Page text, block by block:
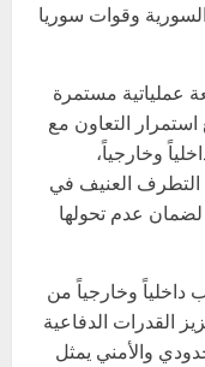
وقوات سوريا
عملياتية مستمرة
استمرار التعاون مع
وخارجياً،
التطرف العنيف في
عدم تحولها
داخلياً وخارجياً من
القدرات الدفاعية
والأمني يمثل